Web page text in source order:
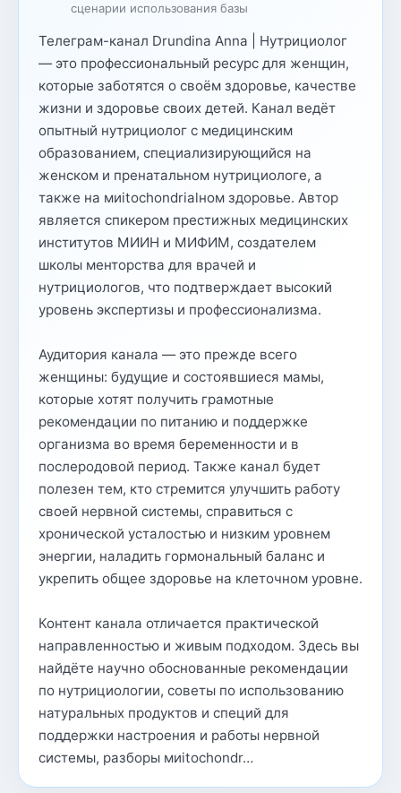
сценарии использования базы
Телеграм-канал Drundina Anna | Нутрициолог
— это профессиональный ресурс для женщин,
которые заботятся о своём здоровье, качестве
жизни и здоровье своих детей. Канал ведёт
опытный нутрициолог с медицинским
образованием, специализирующийся на
женском и пренатальном нутрициологе, а
также на миitochondrialном здоровье. Автор
является спикером престижных медицинских
институтов МИИН и МИФИМ, создателем
школы менторства для врачей и
нутрициологов, что подтверждает высокий
уровень экспертизы и профессионализма.
Аудитория канала — это прежде всего
женщины: будущие и состоявшиеся мамы,
которые хотят получить грамотные
рекомендации по питанию и поддержке
организма во время беременности и в
послеродовой период. Также канал будет
полезен тем, кто стремится улучшить работу
своей нервной системы, справиться с
хронической усталостью и низким уровнем
энергии, наладить гормональный баланс и
укрепить общее здоровье на клеточном уровне.
Контент канала отличается практической
направленностью и живым подходом. Здесь вы
найдёте научно обоснованные рекомендации
по нутрициологии, советы по использованию
натуральных продуктов и специй для
поддержки настроения и работы нервной
системы, разборы миitochondr…